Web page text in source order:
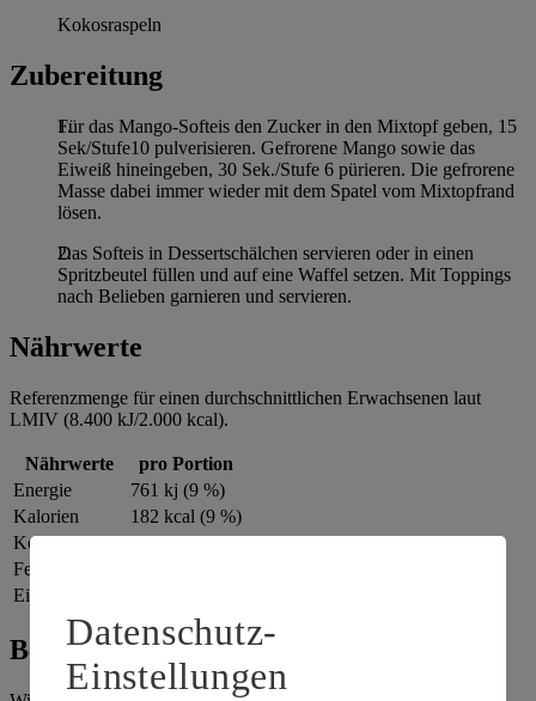
Kokosraspeln
Zubereitung
Für das Mango-Softeis den Zucker in den Mixtopf geben, 15
Sek/Stufe10 pulverisieren. Gefrorene Mango sowie das
Eiweiß hineingeben, 30 Sek./Stufe 6 pürieren. Die gefrorene
Masse dabei immer wieder mit dem Spatel vom Mixtopfrand
lösen.
Das Softeis in Dessertschälchen servieren oder in einen
Spritzbeutel füllen und auf eine Waffel setzen. Mit Toppings
nach Belieben garnieren und servieren.
Nährwerte
Referenzmenge für einen durchschnittlichen Erwachsenen laut
LMIV (8.400 kJ/2.000 kcal).
Nährwerte
pro Portion
Energie
761 kj (9 %)
Kalorien
182 kcal (9 %)
Kohlenhydrate 40 g
Fett
Eiweiß
Bewertung
Datenschutz-
Einstellungen